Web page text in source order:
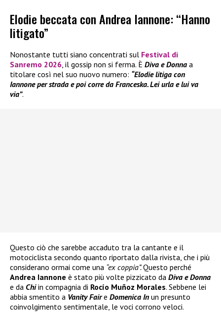
Elodie beccata con Andrea Iannone: “Hanno
litigato”
Nonostante tutti siano concentrati sul Festival di
Sanremo 2026, il gossip non si ferma. È Diva e Donna a
titolare così nel suo nuovo numero: “Elodie litiga con
Iannone per strada e poi corre da Franceska. Lei urla e lui va
via”.
Questo ciò che sarebbe accaduto tra la cantante e il
motociclista secondo quanto riportato dalla rivista, che i più
considerano ormai come una “ex coppia”.Questo perché
Andrea Iannone è stato più volte pizzicato da Diva e Donna
e da Chiin compagnia di Rocío Muñoz Morales. Sebbene lei
abbia smentito a Vanity Faire Domenica In un presunto
coinvolgimento sentimentale, le voci corrono veloci.